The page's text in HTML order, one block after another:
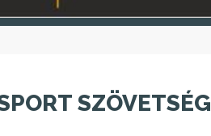
SZÖVETSÉG